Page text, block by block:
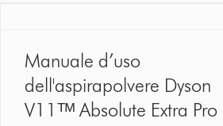
Manuale d’uso
dell'aspirapolvere Dyson
V11ᵀᴹ Absolute Extra Pro